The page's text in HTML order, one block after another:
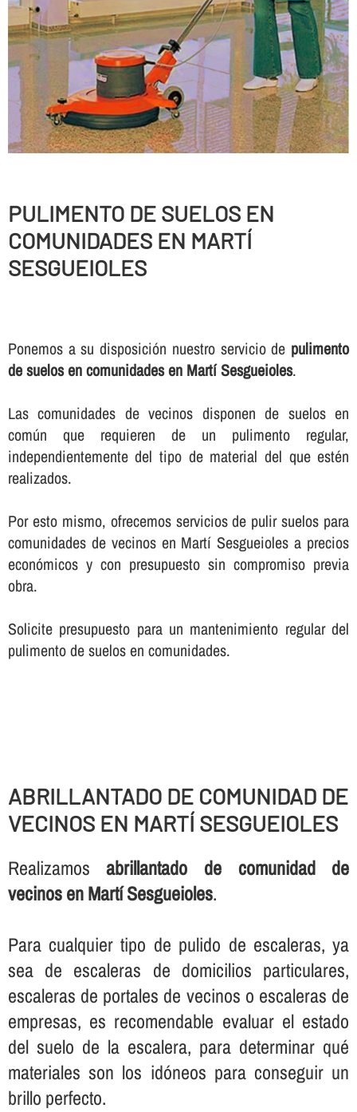
PULIMENTO DE SUELOS EN
COMUNIDADES EN MARTÍ
SESGUEIOLES
Ponemos a su disposición nuestro servicio de pulimento
de suelos en comunidades en Martí Sesgueioles.
Las comunidades de vecinos disponen de suelos en
común que requieren de un pulimento regular,
independientemente del tipo de material del que estén
realizados.
Por esto mismo, ofrecemos servicios de pulir suelos para
comunidades de vecinos en Martí Sesgueioles a precios
económicos y con presupuesto sin compromiso previa
obra.
Solicite presupuesto para un mantenimiento regular del
pulimento de suelos en comunidades.
ABRILLANTADO DE COMUNIDAD DE
VECINOS EN MARTÍ SESGUEIOLES
Realizamosabrillantado de comunidad de
vecinos en Martí Sesgueioles.
Para cualquier tipo de pulido de escaleras, ya
sea de escaleras de domicilios particulares,
escaleras de portales de vecinos o escaleras de
empresas, es recomendable evaluar el estado
del suelo de la escalera, para determinar qué
materiales son los idóneos para conseguir un
brillo perfecto.